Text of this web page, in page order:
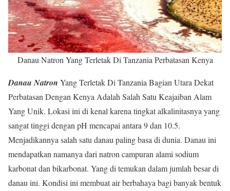
Danau Natron Yang Terletak Di Tanzania Perbatasan Kenya
Danau Natron Yang Terletak Di Tanzania Bagian Utara Dekat
Perbatasan Dengan Kenya Adalah Salah Satu Keajaiban Alam
Yang Unik. Lokasi ini di kenal karena tingkat alkalinitasnya yang
sangat tinggi dengan pH mencapai antara 9 dan 10.5.
Menjadikannya salah satu danau paling basa di dunia. Danau ini
mendapatkan namanya dari natron campuran alami sodium
karbonat dan bikarbonat. Yang di temukan dalam jumlah besar di
danau ini. Kondisi ini membuat air berbahaya bagi banyak bentuk